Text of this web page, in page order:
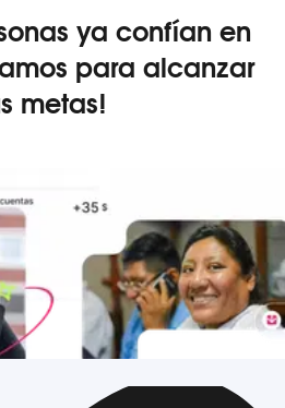
ya confían en
para alcanzar
metas!